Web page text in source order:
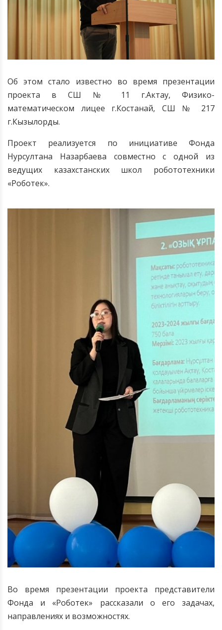
Об этом стало известно во время презентации
проекта в СШ № 11 г.Актау, Физико-
математическом лицее г.Костанай, СШ № 217
г.Кызылорды.
Проект реализуется по инициативе Фонда
Нурсултана Назарбаева совместно с одной из
ведущих казахстанских школ робототехники
«Роботек».
Во время презентации проекта представители
Фонда и «Роботек» рассказали о его задачах,
направлениях и возможностях.